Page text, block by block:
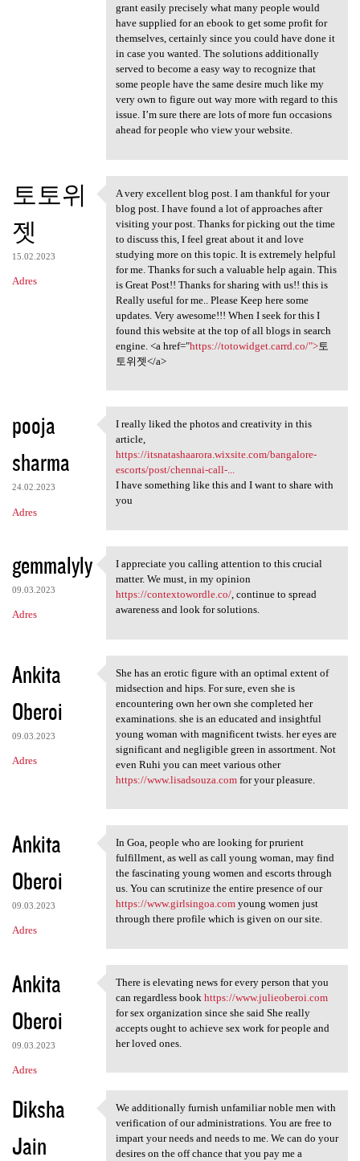
grant easily precisely what many people would
have supplied for an ebook to get some profit for
themselves, certainly since you could have done it
in case you wanted. The solutions additionally
served to become a easy way to recognize that
some people have the same desire much like my
very own to figure out way more with regard to this
issue. I’m sure there are lots of more fun occasions
ahead for people who view your website.
토토위
젯
15.02.2023
Adres
A very excellent blog post. I
A very excellent blog post. I am thankful for your
blog post. I have found a lot of approaches after
visiting your post. Thanks for picking out the time
to discuss this, I feel great about it and love
studying more on this topic. It is extremely helpful
for me. Thanks for such a valuable help again. This
is Great Post!! Thanks for sharing with us!! this is
Really useful for me.. Please Keep here some
updates. Very awesome!!! When I seek for this I
found this website at the top of all blogs in search
engine. <a href="https://totowidget.carrd.co/">토
토위젯</a>
pooja
sharma
24.02.2023
Adres
I really liked the photos and
I really liked the photos and creativity in this
article,
https://itsnatashaarora.wixsite.com/bangalore-
escorts/post/chennai-call-...
I have something like this and I want to share with
you
gemmalyly
09.03.2023
Adres
I appreciate you calling
I appreciate you calling attention to this crucial
matter. We must, in my opinion
https://contextowordle.co/, continue to spread
awareness and look for solutions.
Ankita
Oberoi
09.03.2023
Adres
She has an erotic figure with
She has an erotic figure with an optimal extent of
midsection and hips. For sure, even she is
encountering own her own she completed her
examinations. she is an educated and insightful
young woman with magnificent twists. her eyes are
significant and negligible green in assortment. Not
even Ruhi you can meet various other
https://www.lisadsouza.comfor your pleasure.
Ankita
Oberoi
09.03.2023
Adres
In Goa, people who are
In Goa, people who are looking for prurient
fulfillment, as well as call young woman, may find
the fascinating young women and escorts through
us. You can scrutinize the entire presence of our
https://www.girlsingoa.comyoung women just
through there profile which is given on our site.
Ankita
Oberoi
09.03.2023
Adres
There is elevating news for
There is elevating news for every person that you
can regardless book https://www.julieoberoi.com
for sex organization since she said She really
accepts ought to achieve sex work for people and
her loved ones.
Diksha
Jain
We additionally furnish
We additionally furnish unfamiliar noble men with
verification of our administrations. You are free to
impart your needs and needs to me. We can do your
desires on the off chance that you pay me a